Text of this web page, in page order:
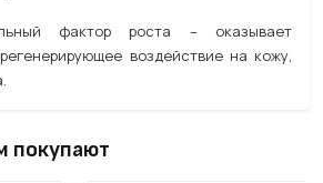
фактор роста – оказывает
воздействие на кожу,
покупают